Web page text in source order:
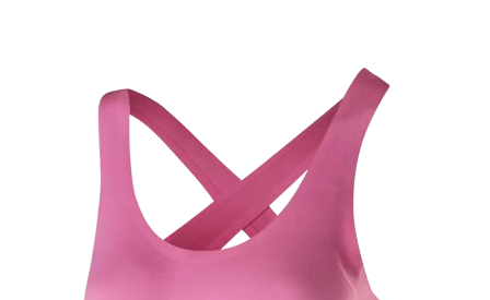
T8 Testobalance: En Nyckel till Mäns Hälsa
och Energi
Testosterontillskott